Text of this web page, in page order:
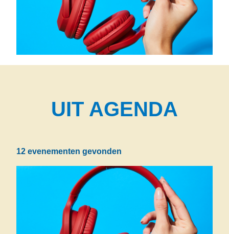
UIT AGENDA
12 evenementen gevonden